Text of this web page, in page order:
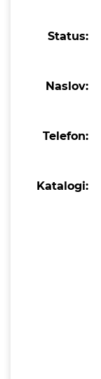
Status:
Naslov:
Telefon:
Katalogi: